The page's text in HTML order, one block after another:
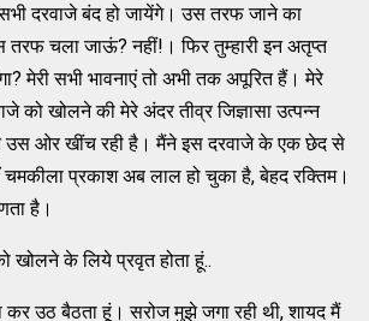
दरवाजे बंद हो जायेंगे। उस तरफ जाने का
तरफ चला जाऊं? नहीं!। फिर तुम्हारी इन अतृप्त
मेरी सभी भावनाएं तो अभी तक अपूरित हैं। मेरे
को खोलने की मेरे अंदर तीव्र जिज्ञासा उत्पन्न
उस ओर खींच रही है। मैंने इस दरवाजे के एक छेद से
चमकीला प्रकाश अब लाल हो चुका है, बेहद रक्तिम।
है।
खोलने के लिये प्रवृत होता हूं..
कर उठ बैठता हूं। सरोज मुझे जगा रही थी, शायद मैं